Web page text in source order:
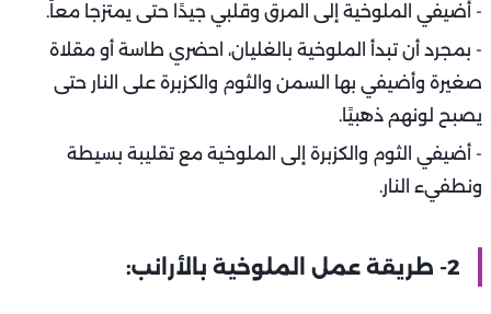
- أضيفي الملوخية إلى المرق وقلبي جيدًا حتى يمتزجا معاً.
- بمجرد أن تبدأ الملوخية بالغليان، احضري طاسة أو مقلاة
صغيرة وأضيفي بها السمن والثوم والكزبرة على النار حتى
يصبح لونهم ذهبيًا.
- أضيفي الثوم والكزبرة إلى الملوخية مع تقليبة بسيطة
ونطفيء النار.
2- طريقة عمل الملوخية بالأرانب: